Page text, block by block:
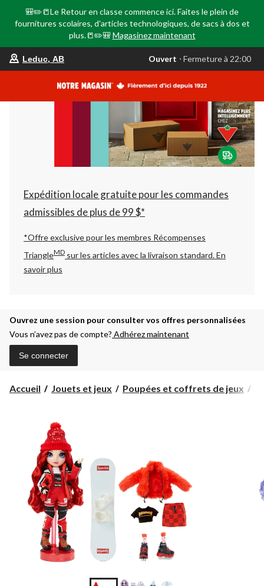
🎒✏️📒Le Retour en classe commence ici. Faites le plein de
fournitures scolaires, d'articles technologiques, de sacs à dos et
plus.📒✏️🎒 Magasinez maintenant
votre
est
AB,
Ouvert,
Fermeture
à
22:00
changer
Leduc, AB Ouvert ⋅ Fermeture à 22:00
Expédition locale gratuite pour les commandes
admissibles de plus de 99 $*
*Offre exclusive pour les membres Récompenses
TriangleMD sur les articles avec la livraison standard.En
savoir plus
Ouvrez une session pour consulter vos offres personnalisées
Vous n’avez pas de compte? Adhérez maintenant
Se connecter
Accueil Jouets et jeux Poupées et coffrets de jeux